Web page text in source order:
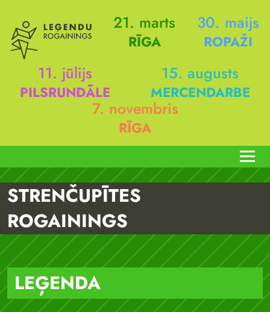
21. marts
RĪGA
30. maijs
ROPAŽI
11. jūlijs
PILSRUNDĀLE
15. augusts
MERCENDARBE
7. novembris
RĪGA
STRENČUPĪTES
ROGAININGS
LEĢENDA